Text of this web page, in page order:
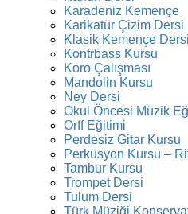
Karadeniz Kemençe
Karikatür Çizim Dersi
Klasik Kemençe Dersi
Kontrbass Kursu
Koro Çalışması
Mandolin Kursu
Ney Dersi
Okul Öncesi Müzik
Orff Eğitimi
Perdesiz Gitar Kursu
Perküsyon Kursu –
Tambur Kursu
Trompet Dersi
Tulum Dersi
Türk Müziği